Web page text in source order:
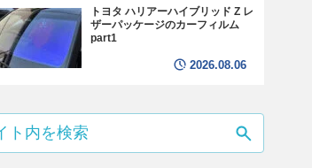
トヨタ ハリアーハイブリッド Z レ
ザーパッケージのカーフィルム
part1
2026.08.06